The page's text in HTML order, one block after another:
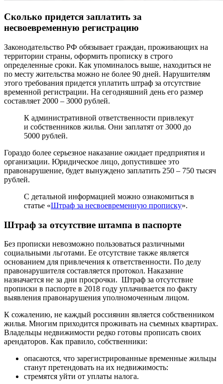
Сколько придется заплатить за
несвоевременную регистрацию
Законодательство РФ обязывает граждан, проживающих на
территории страны, оформить прописку в строго
определенные сроки. Как упоминалось выше, находиться не
по месту жительства можно не более 90 дней. Нарушителям
этого требования придется уплатить штраф за отсутствие
временной регистрации. На сегодняшний день его размер
составляет 2000 – 3000 рублей.
К административной ответственности привлекут
и собственников жилья. Они заплатят от 3000 до
5000 рублей.
Гораздо более серьезное наказание ожидает предприятия и
организации. Юридическое лицо, допустившее это
правонарушение, будет вынуждено заплатить 250 – 750 тысяч
рублей.
С детальной информацией можно ознакомиться в
статье «Штраф за несвоевременную прописку».
Штраф за отсутствие штампа в паспорте
Без прописки невозможно пользоваться различными
социальными льготами. Ее отсутствие также является
основанием для привлечения к ответственности. По делу
правонарушителя составляется протокол. Наказание
назначается не за дни просрочки. Штраф за отсутствие
прописки в паспорте в 2018 году уплачивается по факту
выявления правонарушения уполномоченным лицом.
К сожалению, не каждый россиянин является собственником
жилья. Многим приходится проживать на съемных квартирах.
Владельцы недвижимости редко готовы прописать своих
арендаторов. Как правило, собственники:
опасаются, что зарегистрированные временные жильцы
станут претендовать на их недвижимость:
стремятся уйти от уплаты налога.